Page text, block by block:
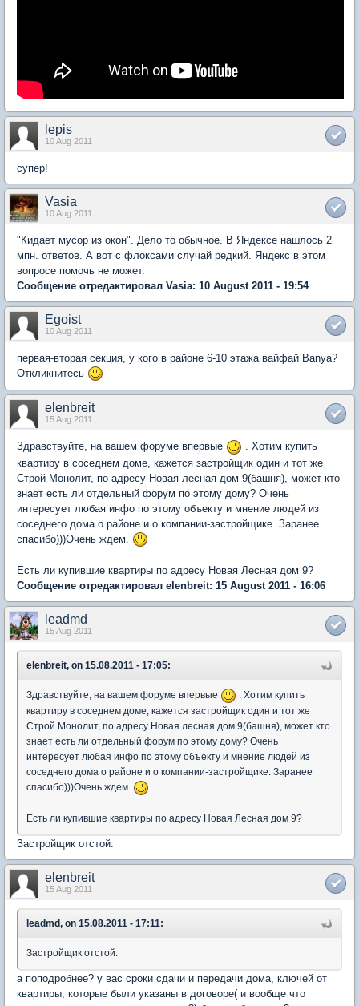
lepis
10 Aug 2011
супер!
Vasia
10 Aug 2011
"Кидает мусор из окон". Дело то обычное. В Яндексе нашлось 2
мпн. ответов. А вот с флоксами случай редкий. Яндекс в этом
вопросе помочь не может.
Сообщение отредактировал Vasia: 10 August 2011 - 19:54
Egoist
10 Aug 2011
первая-вторая секция, у кого в районе 6-10 этажа вайфай Banya?
Откликнитесь
elenbreit
15 Aug 2011
Здравствуйте, на вашем форуме впервые
. Хотим купить
квартиру в соседнем доме, кажется застройщик один и тот же
Строй Монолит, по адресу Новая лесная дом 9(башня), может кто
знает есть ли отдельный форум по этому дому? Очень
интересует любая инфо по этому объекту и мнение людей из
соседнего дома о районе и о компании-застройщике. Заранее
спасибо)))Очень ждем.
Есть ли купившие квартиры по адресу Новая Лесная дом 9?
Сообщение отредактировал elenbreit: 15 August 2011 - 16:06
leadmd
15 Aug 2011
elenbreit, on 15.08.2011 - 17:05:
Здравствуйте, на вашем форуме впервые
. Хотим купить
квартиру в соседнем доме, кажется застройщик один и тот же
Строй Монолит, по адресу Новая лесная дом 9(башня), может кто
знает есть ли отдельный форум по этому дому? Очень
интересует любая инфо по этому объекту и мнение людей из
соседнего дома о районе и о компании-застройщике. Заранее
спасибо)))Очень ждем.
Есть ли купившие квартиры по адресу Новая Лесная дом 9?
Застройщик отстой.
elenbreit
15 Aug 2011
leadmd, on 15.08.2011 - 17:11:
Застройщик отстой.
а поподробнее? у вас сроки сдачи и передачи дома, ключей от
квартиры, которые были указаны в договоре( и вообще что